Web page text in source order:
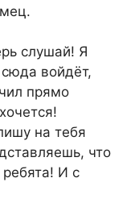
слушай! Я
войдёт,
прямо
на тебя
что
И с